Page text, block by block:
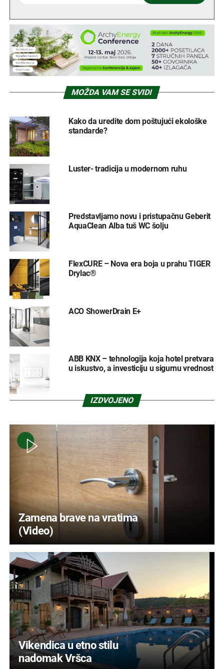
MOŽDA VAM SE SVIDI
Kako da uredite dom poštujući ekološke
standarde?
Luster- tradicija u modernom ruhu
Predstavljamo novu i pristupačnu Geberit
AquaClean Alba tuš WC šolju
FlexCURE – Nova era boja u prahu TIGER
Drylac®
ACO ShowerDrain E+
ABB KNX – tehnologija koja hotel pretvara
u iskustvo, a investiciju u sigurnu vrednost
IZDVOJENO
Zamena brave na vratima
(Video)
Vikendica u etno stilu
nadomak Vršca